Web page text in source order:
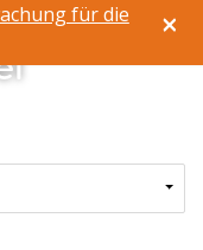
×
für die